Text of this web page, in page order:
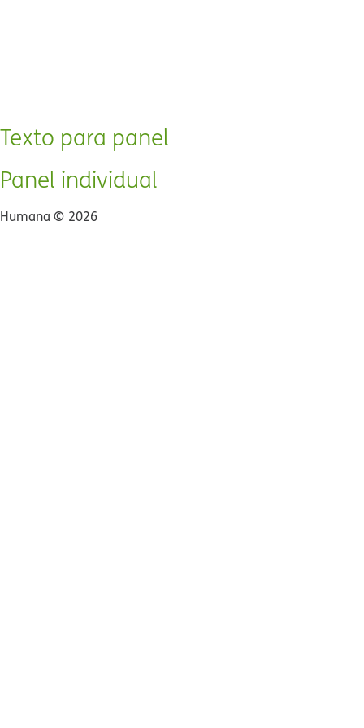
Texto para panel​​
Panel individual​​
Humana ©​​ 2026​​